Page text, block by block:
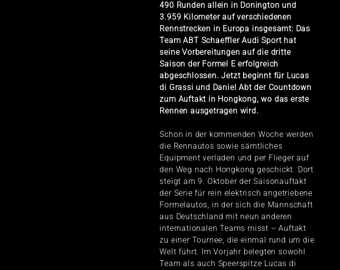
490 Runden allein in Donington und
3.959 Kilometer auf verschiedenen
Rennstrecken in Europa insgesamt: Das
Team ABT Schaeffler Audi Sport hat
seine Vorbereitungen auf die dritte
Saison der Formel E erfolgreich
abgeschlossen. Jetzt beginnt für Lucas
di Grassi und Daniel Abt der Countdown
zum Auftakt in Hongkong, wo das erste
Rennen ausgetragen wird.
Schon in der kommenden Woche werden
die Rennautos sowie sämtliches
Equipment verladen und per Flieger auf
den Weg nach Hongkong geschickt. Dort
steigt am 9. Oktober der Saisonauftakt
der Serie für rein elektrisch angetriebene
Formelautos, in der sich die Mannschaft
aus Deutschland mit neun anderen
internationalen Teams misst – Auftakt
zu einer Tournee, die einmal rund um die
Welt führt. Im Vorjahr belegten sowohl
Team als auch Speerspitze Lucas di